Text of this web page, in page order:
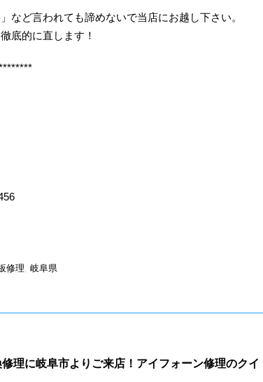
など言われても諦めないで当店にお越し下さい。
底的に直します！
修理, 岐阜県
理に岐阜市よりご来店！アイフォーン修理のクイ